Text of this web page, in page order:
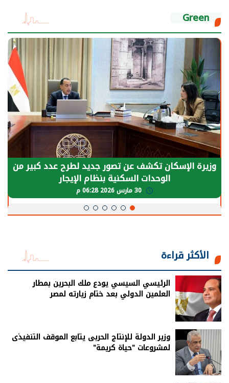
Green
وزيرة الإسكان تكشف عن تصور جديد لطرح عدد كبير من
الوحدات السكنية بنظام الإيجار
الأكثر قراءة
الرئيسي السيسي يودع ملك البحرين بمطار
العلمين الدولي بعد ختام زيارته لمصر
وزير الدولة للإنتاج الحربى يتابع الموقف التنفيذى
لمشروعات "حياة كريمة"